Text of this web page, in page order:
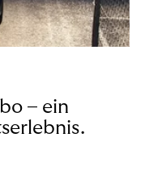
– ein